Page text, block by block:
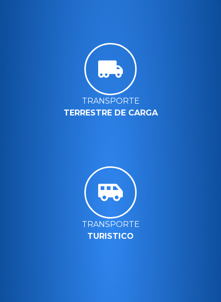
TRANSPORTE
TERRESTRE DE CARGA
TRANSPORTE
TURISTICO